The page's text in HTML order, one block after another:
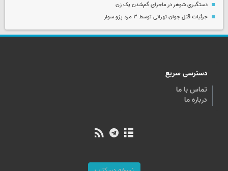
دستگیری شوهر در ماجرای گم‌شدن یک زن
جزئیات قتل جوان تهرانی توسط ۳ مرد پژو سوار
دسترسی سریع
تماس با ما
درباره ما